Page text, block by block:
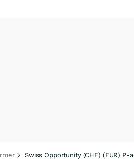
Swiss Opportunity (CHF) (EUR) P-